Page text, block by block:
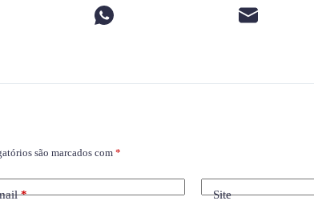
são marcados com*
* Site